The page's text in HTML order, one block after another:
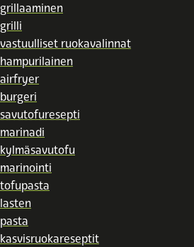
grillaaminen
grilli
vastuulliset ruokavalinnat
hampurilainen
airfryer
burgeri
savutofuresepti
marinadi
kylmäsavutofu
marinointi
tofupasta
lasten
pasta
kasvisruokareseptit